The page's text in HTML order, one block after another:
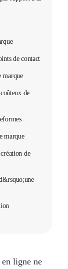
de contact
marque
de
marque
de
ligne ne